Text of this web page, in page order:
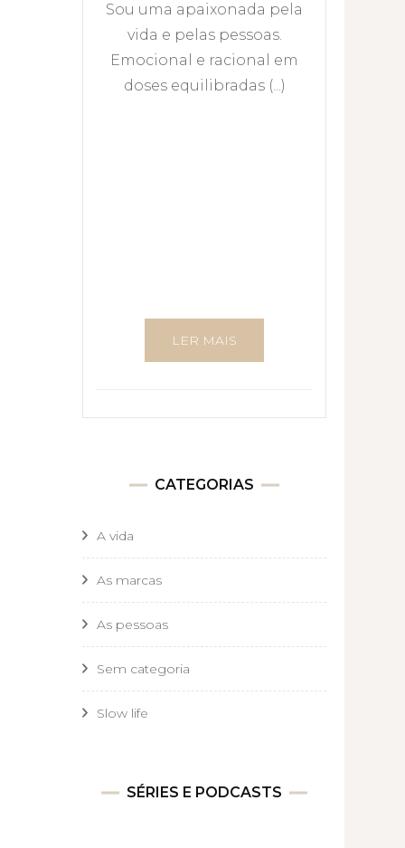
Sou uma apaixonada pela
vida e pelas pessoas.
Emocional e racional em
doses equilibradas (...)
LER MAIS
CATEGORIAS
A vida
As marcas
As pessoas
Sem categoria
Slow life
SÉRIES E PODCASTS